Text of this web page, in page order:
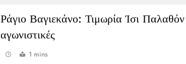
Ράγιο Βαγιεκάνο: Τιμωρία Ίσι
αγωνιστικές
1 mins